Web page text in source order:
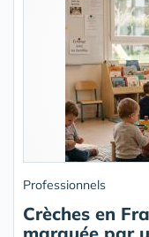
Professionnels
Crèches en